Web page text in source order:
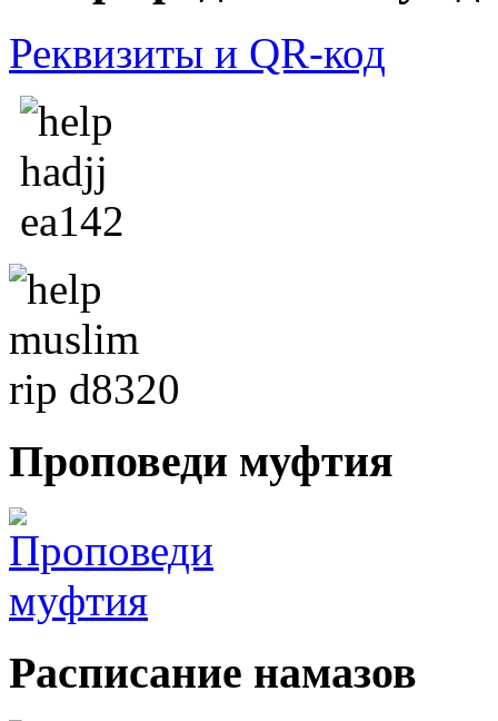
Реквизиты и QR-код
Проповеди муфтия
Расписание намазов